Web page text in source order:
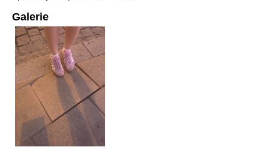
Galerie